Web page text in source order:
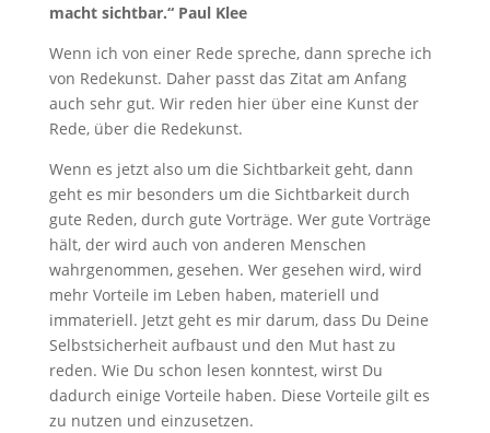
macht sichtbar.“ Paul Klee
Wenn ich von einer Rede spreche, dann spreche ich
von Redekunst. Daher passt das Zitat am Anfang
auch sehr gut. Wir reden hier über eine Kunst der
Rede, über die Redekunst.
Wenn es jetzt also um die Sichtbarkeit geht, dann
geht es mir besonders um die Sichtbarkeit durch
gute Reden, durch gute Vorträge. Wer gute Vorträge
hält, der wird auch von anderen Menschen
wahrgenommen, gesehen. Wer gesehen wird, wird
mehr Vorteile im Leben haben, materiell und
immateriell. Jetzt geht es mir darum, dass Du Deine
Selbstsicherheit aufbaust und den Mut hast zu
reden. Wie Du schon lesen konntest, wirst Du
dadurch einige Vorteile haben. Diese Vorteile gilt es
zu nutzen und einzusetzen.